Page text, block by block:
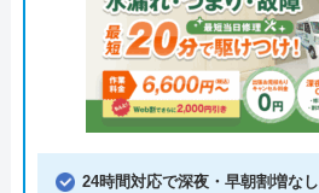
24時間対応で深夜・早朝割増なし